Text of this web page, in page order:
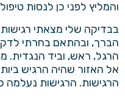
והמליץ לפני כן לנסות
בבדיקה שלי מצאתי
הברך, ובהתאם בחרתי
הרגל, ראש, וביד הנגדית.
אל האזור שהיה הרגיש
הרגישות. הרגישות נעלמה